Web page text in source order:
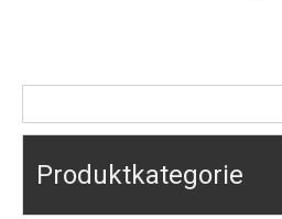
Produktkategorie